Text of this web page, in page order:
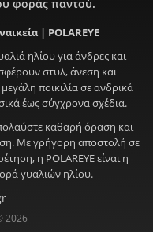
φοράς παντού.
| POLAREYE
ηλίου για άνδρες και
στυλ, άνεση και
ποικιλία σε ανδρικά
έως σύγχρονα σχέδια.
καθαρή όραση και
Με γρήγορη αποστολή σε
η POLAREYE είναι η
γυαλιών ηλίου.
2026